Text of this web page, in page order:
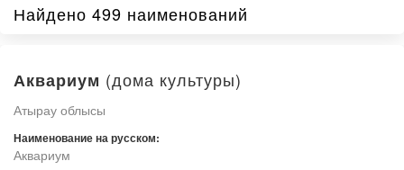
Найдено 499 наименований
Аквариум (дома культуры)
Атырау облысы
Наименование на русском:
Аквариум